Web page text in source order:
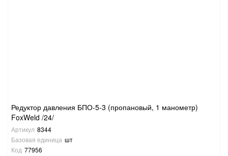
Редуктор давления БПО-5-3 (пропановый, 1 манометр)
FoxWeld /24/
Артикул 8344
Базовая единица шт
Код 77956